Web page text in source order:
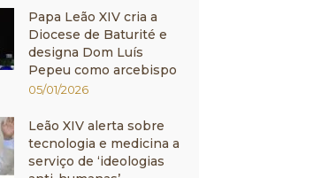
Papa Leão XIV cria a
Diocese de Baturité e
designa Dom Luís
Pepeu como arcebispo
05/01/2026
Leão XIV alerta sobre
tecnologia e medicina a
serviço de ‘ideologias